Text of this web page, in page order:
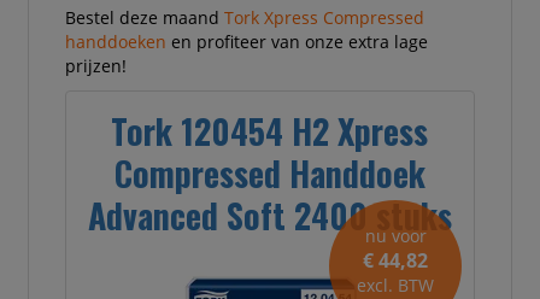
Bestel deze maand Tork Xpress Compressed
handdoeken en profiteer van onze extra lage
prijzen!
Tork 120454 H2 Xpress
Compressed Handdoek
Advanced Soft 2400 stuks
nu voor
€ 44,82
excl. BTW